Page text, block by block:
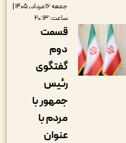
جمعه ۱۶ مرداد, ۱۴۰۵ |
قسمت
دوم
گفتگوی
جمهور با